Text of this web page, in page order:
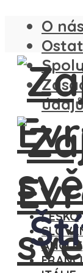
O nás
ČESKO
ANGLIE